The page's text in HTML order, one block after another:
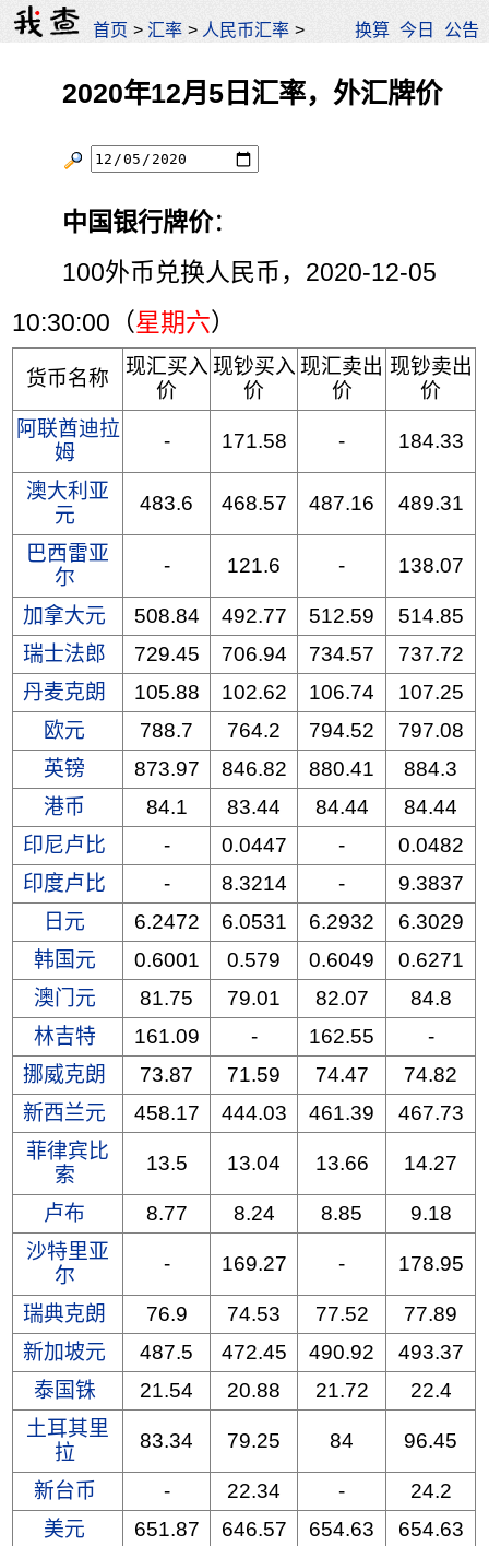
首页 >汇率 > 人民币汇率 > 换算 今日 公告
2020年12月5日汇率，外汇牌价
中国银行牌价：
100外币兑换人民币，2020-12-05
10:30:00（星期六）
货币名称
现汇买入
价
现钞买入
价
现汇卖出
价
现钞卖出
价
阿联酋迪拉
姆
- 171.58 - 184.33
澳大利亚
元
483.6 468.57 487.16 489.31
巴西雷亚
尔
- 121.6 - 138.07
加拿大元 508.84 492.77 512.59
514.85
瑞士法郎
729.45 706.94 734.57
737.72
丹麦克朗
105.88 102.62 106.74
107.25
欧元
788.7 764.2 794.52
797.08
英镑
873.97 846.82 880.41
884.3
港币
84.1 83.44 84.44
84.44
印尼卢比
- 0.0447 -
0.0482
印度卢比
- 8.3214 -
9.3837
日元
6.2472 6.0531 6.2932
6.3029
韩国元
0.6001 0.579 0.6049
0.6271
澳门元
81.75 79.01 82.07
84.8
林吉特
161.09 - 162.55
-
挪威克朗
73.87 71.59 74.47
74.82
新西兰元
458.17 444.03 461.39
467.73
菲律宾比
索
13.5 13.04 13.66 14.27
卢布 8.77 8.24 8.85
9.18
沙特里亚
尔
- 169.27 - 178.95
瑞典克朗 76.9 74.53 77.52
77.89
新加坡元
487.5 472.45 490.92
493.37
泰国铢
21.54 20.88 21.72
22.4
土耳其里
拉
83.34 79.25 84 96.45
新台币 - 22.34 -
24.2
美元
651.87 646.57 654.63
654.63